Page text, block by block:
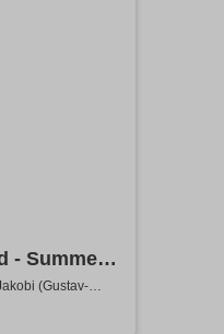
- Summer
(Gustav-